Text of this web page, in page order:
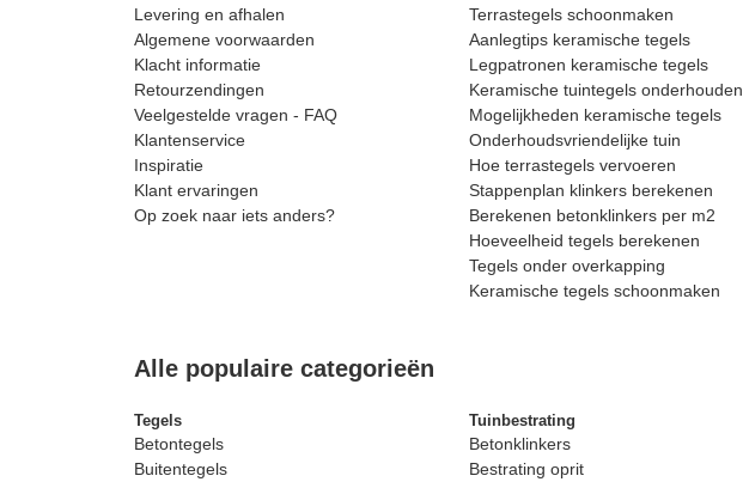
Levering en afhalen
Algemene voorwaarden
Klacht informatie
Retourzendingen
Veelgestelde vragen - FAQ
Klantenservice
Inspiratie
Klant ervaringen
Op zoek naar iets anders?
Terrastegels schoonmaken
Aanlegtips keramische tegels
Legpatronen keramische tegels
Keramische tuintegels onderhouden
Mogelijkheden keramische tegels
Onderhoudsvriendelijke tuin
Hoe terrastegels vervoeren
Stappenplan klinkers berekenen
Berekenen betonklinkers per m2
Hoeveelheid tegels berekenen
Tegels onder overkapping
Keramische tegels schoonmaken
Alle populaire categorieën
Tegels
Betontegels
Buitentegels
Tuinbestrating
Betonklinkers
Bestrating oprit